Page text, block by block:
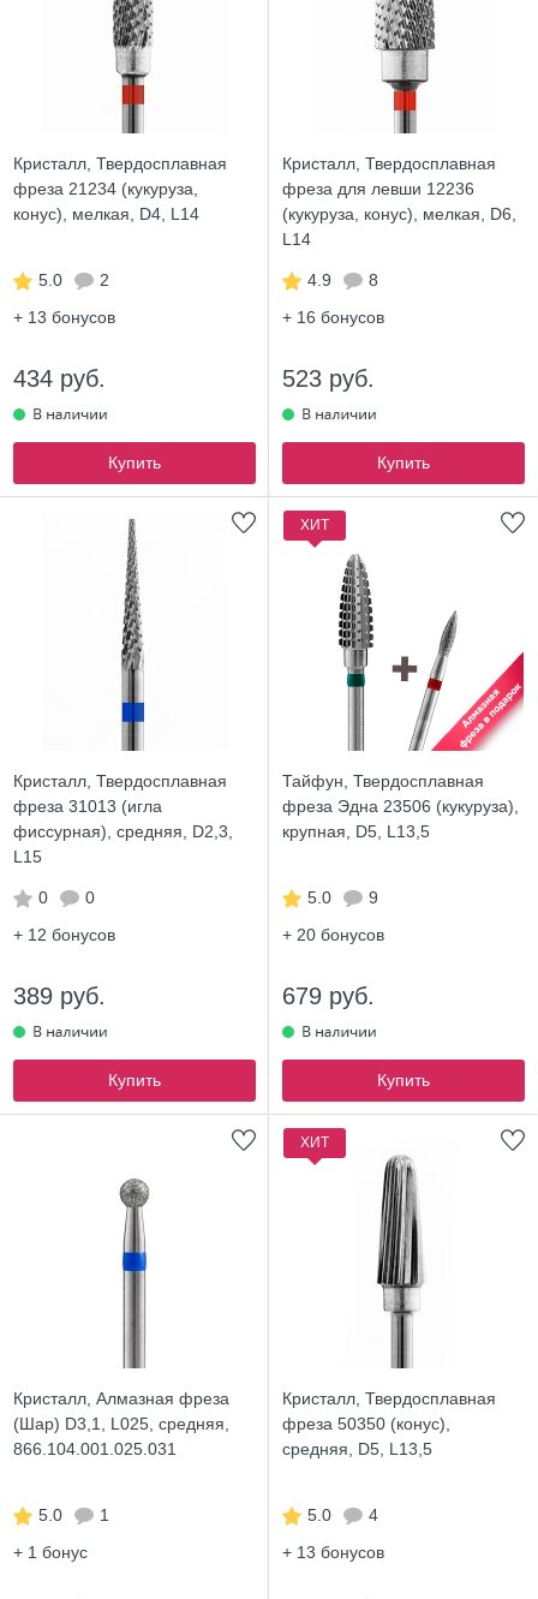
Кристалл, Твердосплавная
фреза 21234 (кукуруза,
конус), мелкая, D4, L14
5.0
2
+ 13 бонусов
434 руб.
Купить
Кристалл, Твердосплавная
фреза для левши 12236
(кукуруза, конус), мелкая, D6,
L14
4.9
8
+ 16 бонусов
523 руб.
Купить
Кристалл, Твердосплавная
фреза 31013 (игла
фиссурная), средняя, D2,3,
L15
0
0
+ 12 бонусов
389 руб.
Купить
ХИТ
Тайфун, Твердосплавная
фреза Эдна 23506 (кукуруза),
крупная, D5, L13,5
5.0
9
+ 20 бонусов
679 руб.
Купить
Кристалл, Алмазная фреза
(Шар) D3,1, L025, средняя,
866.104.001.025.031
5.0
1
+ 1 бонус
ХИТ
Кристалл, Твердосплавная
фреза 50350 (конус),
средняя, D5, L13,5
5.0
4
+ 13 бонусов